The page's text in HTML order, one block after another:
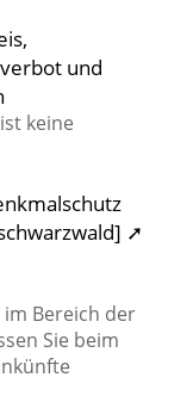
und
keine
➚
Bereich der
Sie beim